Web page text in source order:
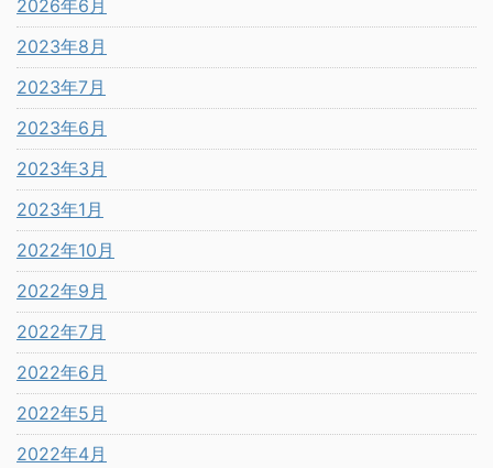
2026年6月
2023年8月
2023年7月
2023年6月
2023年3月
2023年1月
2022年10月
2022年9月
2022年7月
2022年6月
2022年5月
2022年4月